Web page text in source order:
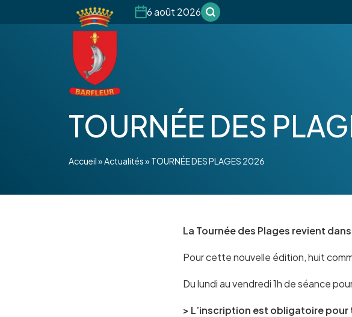
6 août 2026
TOURNÉE DES
Accueil»Actualités» TOURNÉE DES PLAGES 2026
La Tournée des Plages revient
Pour cette nouvelle édition, huit
Du lundi au vendredi 1h de séance
> L’inscription est obligatoire pour